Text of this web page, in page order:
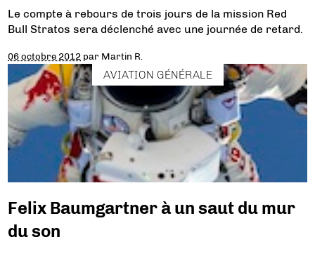
Le compte à rebours de trois jours de la mission Red
Bull Stratos sera déclenché avec une journée de retard.
06 octobre 2012 par Martin R.
AVIATION GÉNÉRALE
Felix Baumgartner à un saut du mur
du son